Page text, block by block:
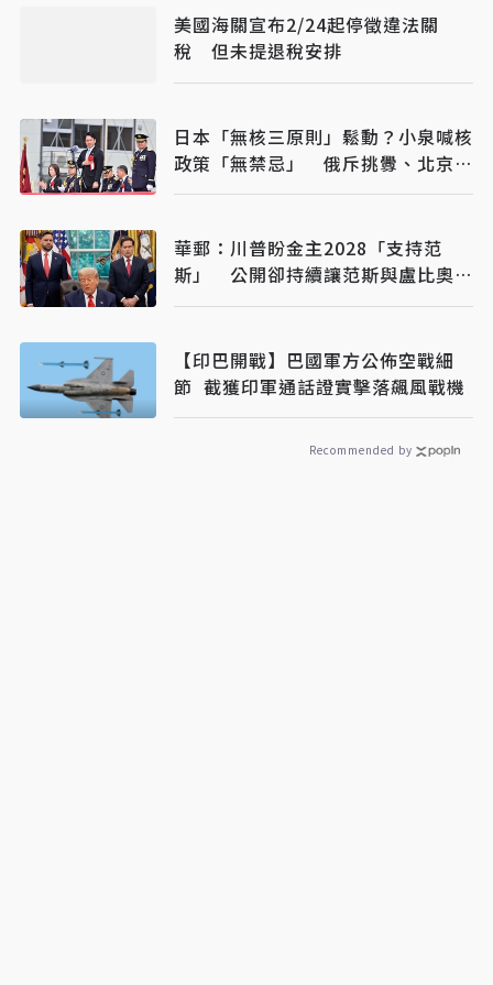
美國海關宣布2/24起停徵違法關
稅 但未提退稅安排
日本「無核三原則」鬆動？小泉喊核
政策「無禁忌」 俄斥挑釁、北京早
警戒
華郵：川普盼金主2028「支持范
斯」 公開卻持續讓范斯與盧比奧較
勁接班
【印巴開戰】巴國軍方公佈空戰細
節 截獲印軍通話證實擊落飆風戰機
Recommended by